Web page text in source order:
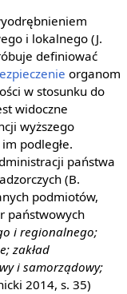
i lokalnego (J.
definiować
organom
w stosunku do
widoczne
wyższego
podległe.
państwa
(B.
podmiotów,
państwowych
i regionalnego;
zakład
i samorządowy;
2014, s. 35)